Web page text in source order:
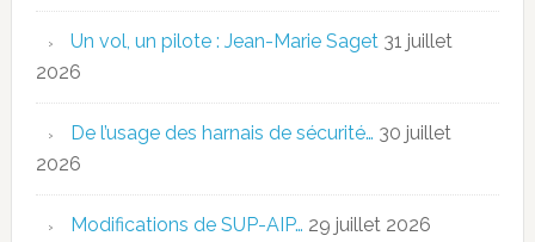
Un vol, un pilote : Jean-Marie Saget 31 juillet
2026
De l’usage des harnais de sécurité… 30 juillet
2026
Modifications de SUP-AIP… 29 juillet 2026